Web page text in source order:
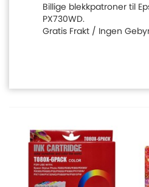
Billige blekkpatroner til
PX730WD.
Gratis Frakt / Ingen